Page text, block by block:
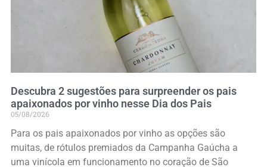
Descubra 2 sugestões para surpreender os pais
apaixonados por vinho nesse Dia dos Pais
05/08/2026
Para os pais apaixonados por vinho as opções são
muitas, de rótulos premiados da Campanha Gaúcha a
uma vinícola em funcionamento no coração de São